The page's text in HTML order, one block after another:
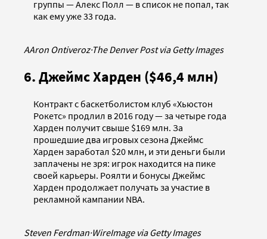
группы — Алекс Полл — в список не попал, так
как ему уже 33 года.
AAron Ontiveroz·The Denver Post via Getty Images
6. Джеймс Харден ($46,4 млн)
Контракт с баскетболистом клуб «Хьюстон
Рокетс» продлил в 2016 году — за четыре года
Харден получит свыше $169 млн. За
прошедшие два игровых сезона Джеймс
Харден заработал $20 млн, и эти деньги были
заплачены не зря: игрок находится на пике
своей карьеры. Роялти и бонусы Джеймс
Харден продолжает получать за участие в
рекламной кампании NBA.
Steven Ferdman·WireImage via Getty Images